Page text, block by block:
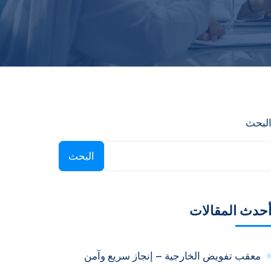
البحث
البحث
أحدث المقالات
معقب تفويض الخارجية – إنجاز سريع وآمن